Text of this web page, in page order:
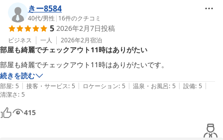
当館は姫路城や駅からも近く、周辺にはコンビニもあるため、観光
や短期滞在のお客様に便利にご利用いただける立地となっておりま
す。ご家族でのご滞在において、素泊まりでも快適にお過ごしいた
だけたとのことで大変嬉しく思います。
お部屋や設備につきましてはコンパクトな造りではございますが、
今後も快適にお過ごしいただけるよう努めてまいります。
また姫路にお越しの際は、ぜひ当館をご利用くださいませ。
スタッフ一同、心よりお待ちしております。
Ｈｏｔｅｌ Ｆｏｓｓｅ姫路 ホテルファース姫路（旧：グランド
きー8584
40代/男性 | 16件のクチコミ
5 2026年2月7日投稿
ビジネス 一人 2026年2月宿泊
部屋も綺麗でチェックアウト11時はありがたい
続きを読む
部屋: 5 | 接客・サービス: 5 | ロケーション: 5 | 温泉・お風呂: 5 | 設備: 5 |
清潔さ: 5
415